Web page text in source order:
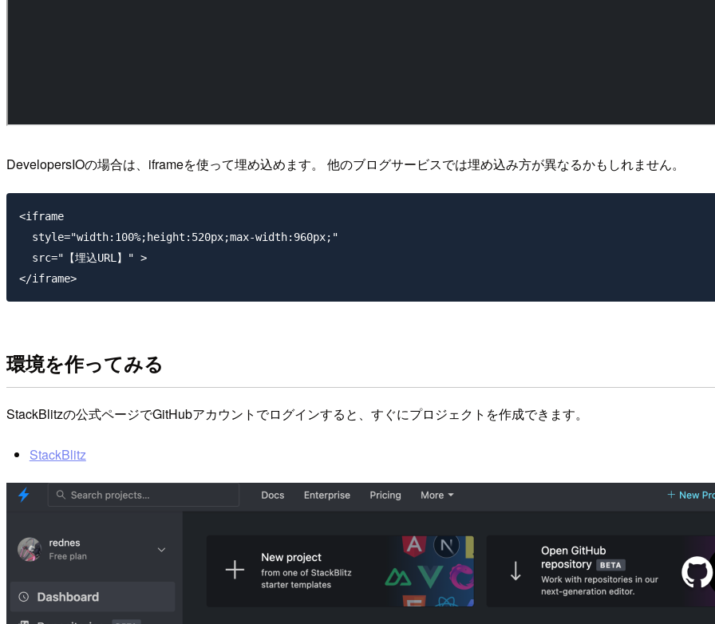
DevelopersIOの場合は、iframeを使って埋め込めます。 他のブログサービスでは埋め込み方が異なるかもしれません。
<iframe
  style="width:100%;height:520px;max-width:960px;"
  src="【埋込URL】" >
環境を作ってみる
StackBlitzの公式ページでGitHubアカウントでログインすると、すぐにプロジェクトを作成できます。
StackBlitz